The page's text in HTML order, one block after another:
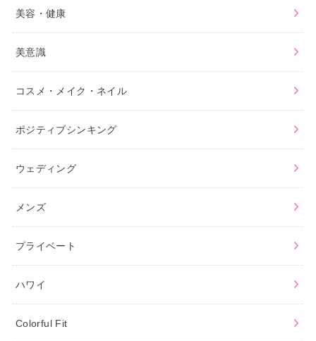
美容・健康
美意識
コスメ・メイク・ネイル
ポジティブシンキング
ウェディング
メンズ
プライベート
ハワイ
Colorful Fit